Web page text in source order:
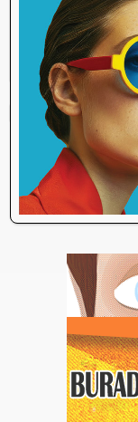
Yorum yazma
kabul
Henüz
İlk